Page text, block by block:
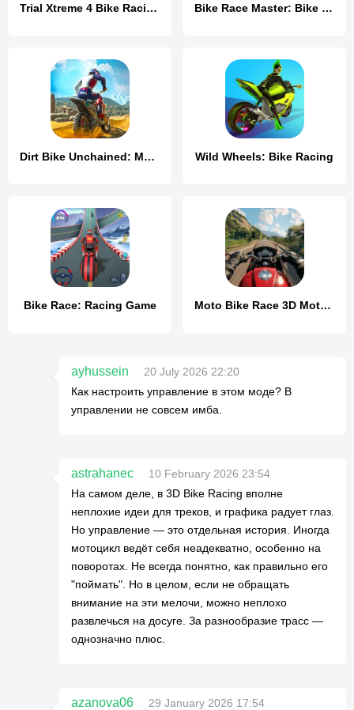
Trial Xtreme 4 Bike Racing Bike Race Master: Bike Racing
Dirt Bike Unchained: MX Racing Wild Wheels: Bike Racing
Bike Race: Racing Game Moto Bike Race 3D Motorcycles
ayhussein
20 July 2026 22:20
Как настроить управление в этом моде? В
управлении не совсем имба.
astrahanec
10 February 2026 23:54
На самом деле, в 3D Bike Racing вполне
неплохие идеи для треков, и графика радует глаз.
Но управление — это отдельная история. Иногда
мотоцикл ведёт себя неадекватно, особенно на
поворотах. Не всегда понятно, как правильно его
"поймать". Но в целом, если не обращать
внимание на эти мелочи, можно неплохо
развлечься на досуге. За разнообразие трасс —
однозначно плюс.
azanova06
29 January 2026 17:54